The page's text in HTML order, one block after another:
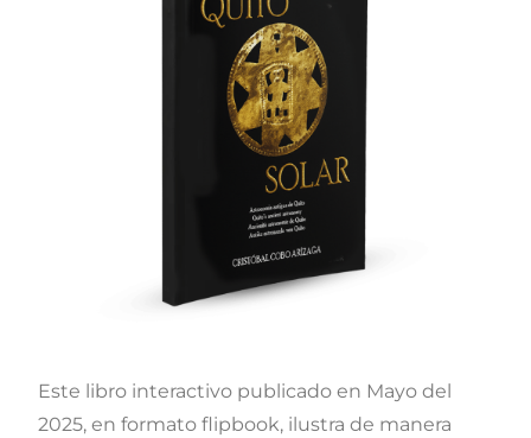
Este libro interactivo publicado en Mayo del
2025, en formato flipbook, ilustra de manera